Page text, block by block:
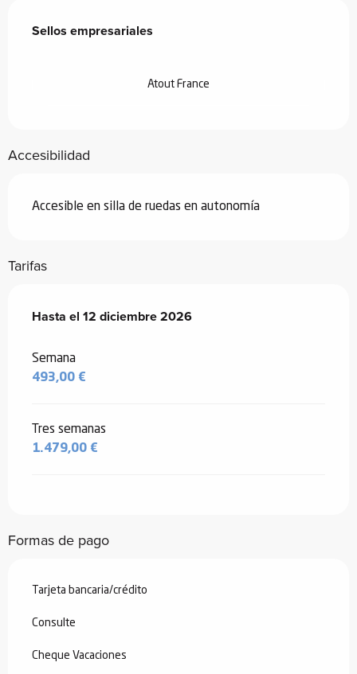
Sellos empresariales
Sellos empresariales
Atout France
Accesibilidad
Accesible en silla de ruedas en autonomía
Tarifas
Desde 28 junio 2026hasta12 diciembre 2026
Hasta el 12 diciembre 2026
Semana
493,00 €
Tres semanas
1.479,00 €
Formas de pago
Tarjeta bancaria/crédito
Consulte
Cheque Vacaciones